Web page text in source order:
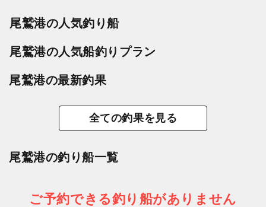
尾鷲港の人気釣り船
尾鷲港の人気船釣りプラン
尾鷲港の最新釣果
全ての釣果を見る
尾鷲港の釣り船一覧
ご予約できる釣り船がありません